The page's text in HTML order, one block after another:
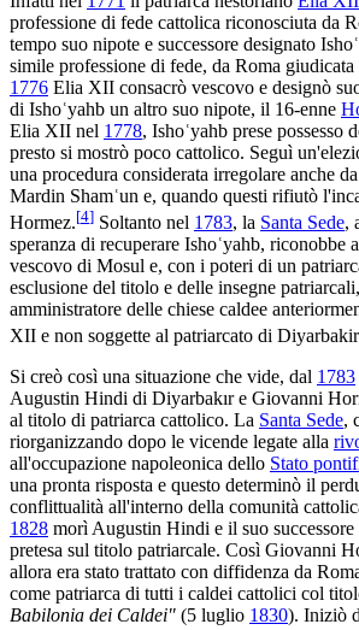
professione di fede cattolica riconosciuta da
tempo suo nipote e successore designato
simile professione di fede, da Roma
1776 Elia XII consacrò vescovo e designò
di Ishoʿyahb un altro suo nipote, il 16-enne
Elia XII nel 1778, Ishoʿyahb prese possesso
presto si mostrò poco cattolico. Seguì
una procedura considerata irregolare anche
Mardin Shamʿun e, quando questi rifiutò
Hormez.[4] Soltanto nel 1783, la Santa Sede,
speranza di recuperare Ishoʿyahb, riconobbe
vescovo di Mosul e, con i poteri di un
esclusione del titolo e delle insegne
amministratore delle chiese caldee
XII e non soggette al patriarcato di
Si creò così una situazione che vide, dal 1783
Augustin Hindi di Diyarbakır e Giovanni
al titolo di patriarca cattolico. La Santa Sede,
riorganizzando dopo le vicende legate alla
all'occupazione napoleonica dello Stato
una pronta risposta e questo determinò il
conflittualità all'interno della comunità
1828 morì Augustin Hindi e il suo
pretesa sul titolo patriarcale. Così Giovanni
allora era stato trattato con diffidenza da
come patriarca di tutti i caldei cattolici col
Babilonia dei Caldei" (5 luglio 1830). Iniziò